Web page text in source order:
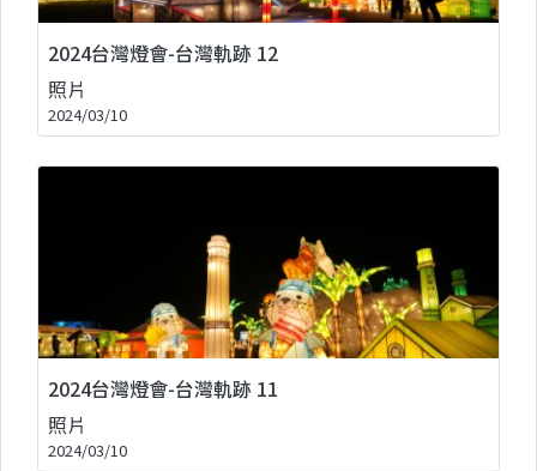
2024台灣燈會-台灣軌跡 12
照片
2024/03/10
2024台灣燈會-台灣軌跡 11
照片
2024/03/10